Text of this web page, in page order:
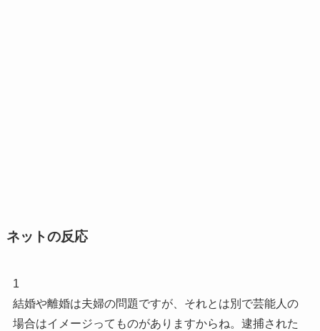
ネットの反応
1
結婚や離婚は夫婦の問題ですが、それとは別で芸能人の
場合はイメージってものがありますからね。逮捕された